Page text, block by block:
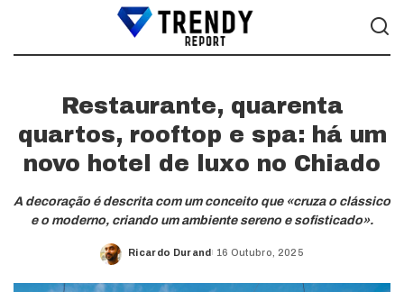
Restaurante, quarenta
quartos, rooftop e spa: há um
novo hotel de luxo no Chiado
A decoração é descrita com um conceito que «cruza o clássico
e o moderno, criando um ambiente sereno e sofisticado».
Posted
Ricardo Durand 16 Outubro, 2025